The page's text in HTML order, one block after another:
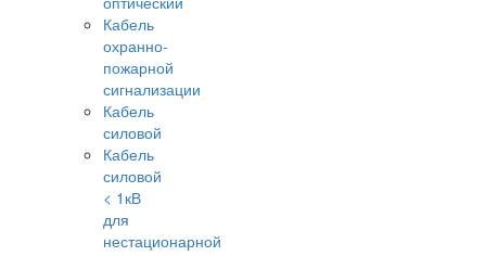
Кабель
охранно-
пожарной
сигнализации
Кабель
силовой
Кабель
силовой
< 1кВ
для
нестационарной